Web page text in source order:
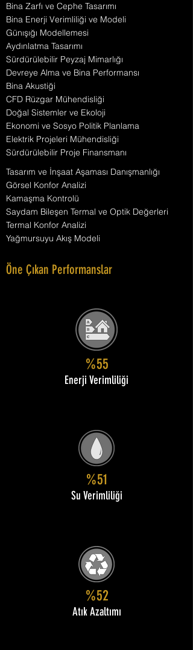
Bina Zarfı ve Cephe Tasarımı
Bina Enerji Verimliliği ve Modeli
Günışığı Modellemesi
Aydınlatma Tasarımı
Sürdürülebilir Peyzaj Mimarlığı
Devreye Alma ve Bina Performansı
Bina Akustiği
CFD Rüzgar Mühendisliği
Doğal Sistemler ve Ekoloji
Ekonomi ve Sosyo Politik Planlama
Elektrik Projeleri Mühendisliği
Sürdürülebilir Proje Finansmanı
Tasarım ve İnşaat Aşaması Danışmanlığı
Görsel Konfor Analizi
Kamaşma Kontrolü
Saydam Bileşen Termal ve Optik Değerleri
Termal Konfor Analizi
Yağmursuyu Akış Modeli
Öne Çıkan Performanslar
%55
Enerji Verimliliği
%51
Su Verimliliği
%52
Atık Azaltımı